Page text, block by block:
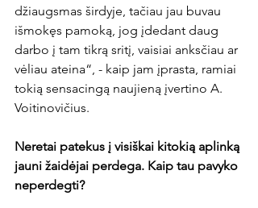
džiaugsmas širdyje, tačiau jau buvau
išmokęs pamoką, jog įdedant daug
darbo į tam tikrą sritį, vaisiai anksčiau ar
vėliau ateina“, - kaip jam įprasta, ramiai
tokią sensacingą naujieną įvertino A.
Voitinovičius.
Neretai patekus į visiškai kitokią aplinką
jauni žaidėjai perdega. Kaip tau pavyko
neperdegti?